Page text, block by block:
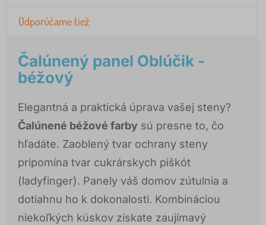
Odporúčame tiež
Čalúnený panel Oblúčik -
béžový
Elegantná a praktická úprava vašej steny?
Čalúnené béžové farby sú presne to, čo
hľadáte. Zaoblený tvar ochrany steny
pripomína tvar cukrárskych piškót
(ladyfinger). Panely váš domov zútulnia a
dotiahnu ho k dokonalosti. Kombináciou
niekoľkých kúskov získate zaujímavý